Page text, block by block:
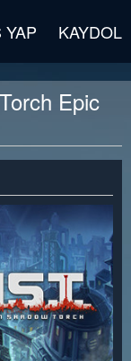
YAP KAYDOL
Epic